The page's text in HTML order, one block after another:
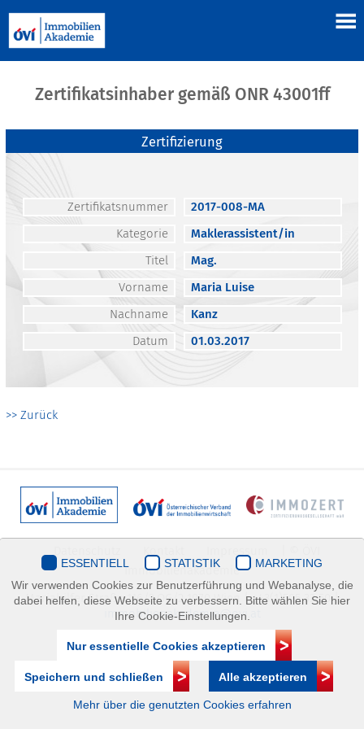
Zertifikatsinhaber gemäß ONR 43001ff
Zertifizierung
Zertifikatsnummer
2017-008-MA
Kategorie
Maklerassistent/in
Titel
Mag.
Vorname
Maria Luise
Nachname
Kanz
Datum
01.03.2017
>> Zurück
Immobilienakademie
Mariahilfer Straße 116/2.OG/2 1070 Wien | +43(1)505 32 50 |
immobilienakademie@ovi.at
ESSENTIELL STATISTIK
MARKETING
Wir verwenden Cookies zur Benutzerführung und Webanalyse, die
dabei helfen, diese Webseite zu verbessern. Bitte wählen Sie hier
Ihre Cookie-Einstellungen.
Nur essentielle Cookies akzeptieren
Speichern und schließen Alle akzeptieren
Mehr über die genutzten Cookies erfahren